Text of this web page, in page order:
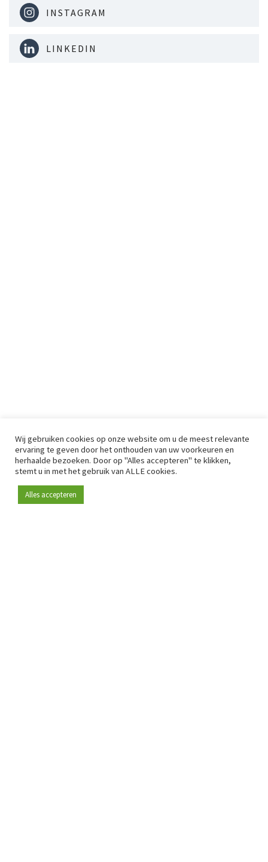
INSTAGRAM
LINKEDIN
Wij gebruiken cookies op onze website om u de meest relevante
ervaring te geven door het onthouden van uw voorkeuren en
herhaalde bezoeken. Door op "Alles accepteren" te klikken,
stemt u in met het gebruik van ALLE cookies.
Alles accepteren